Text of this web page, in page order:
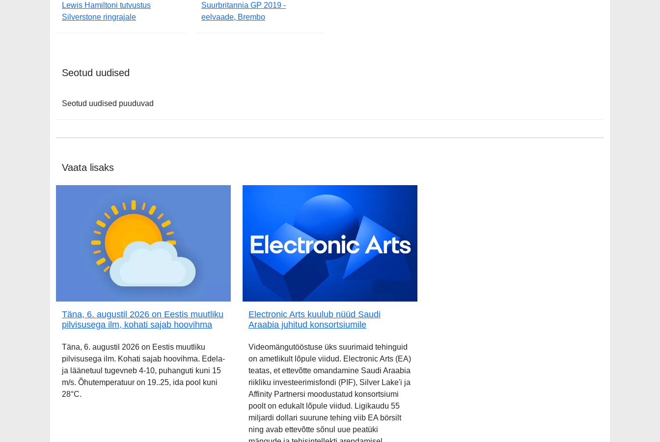
Lewis Hamiltoni tutvustus
Silverstone ringrajale
Suurbritannia GP 2019 -
eelvaade, Brembo
Seotud uudised
Seotud uudised puuduvad
Vaata lisaks
Täna, 6. augustil 2026 on Eestis muutliku
pilvisusega ilm, kohati sajab hoovihma
Täna, 6. augustil 2026 on Eestis muutliku
pilvisusega ilm. Kohati sajab hoovihma. Edela-
ja läänetuul tugevneb 4-10, puhanguti kuni 15
m/s. Õhutemperatuur on 19..25, ida pool kuni
28°C.
Electronic Arts kuulub nüüd Saudi
Araabia juhitud konsortsiumile
Videomängutööstuse üks suurimaid tehinguid
on ametlikult lõpule viidud. Electronic Arts (EA)
teatas, et ettevõtte omandamine Saudi Araabia
riikliku investeerimisfondi (PIF), Silver Lake'i ja
Affinity Partnersi moodustatud konsortsiumi
poolt on edukalt lõpule viidud. Ligikaudu 55
miljardi dollari suurune tehing viib EA börsilt
ning avab ettevõtte sõnul uue peatüki